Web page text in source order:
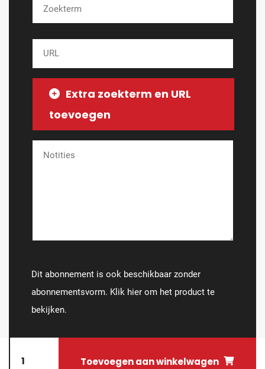
Extra zoekterm en URL
toevoegen
Toevoegen aan winkelwagen
Dit abonnement is ook beschikbaar zonder
abonnementsvorm. Klik hier om het product te
bekijken.